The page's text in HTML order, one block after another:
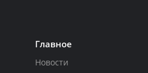
Главное
Новости